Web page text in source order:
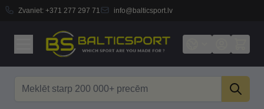
Zvaniet: +371 277 297 71 info@balticsport.lv